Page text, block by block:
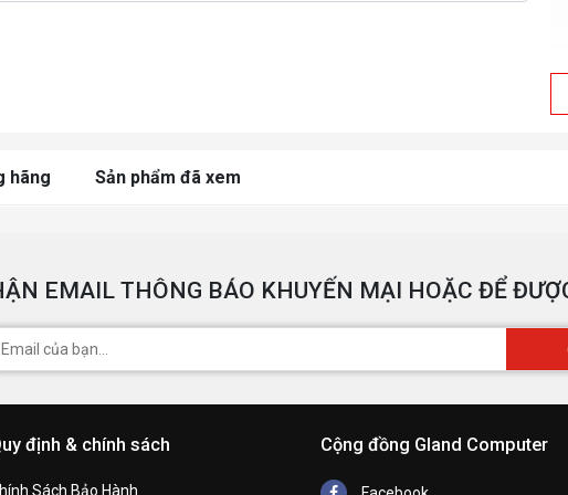
hãng Sản phẩm đã xem
EMAIL THÔNG BÁO KHUYẾN MẠI HOẶC ĐỂ
định & chính sách
Sách Bảo Hành
Cộng đồng Gland Computer